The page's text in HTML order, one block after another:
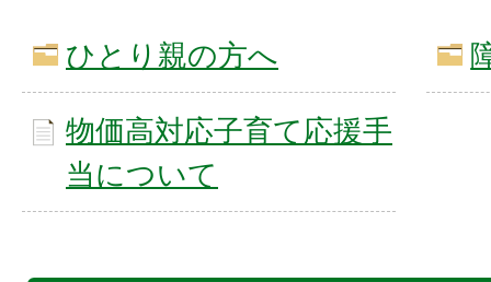
ひとり親の方へ
物価高対応子育て応援手
当について